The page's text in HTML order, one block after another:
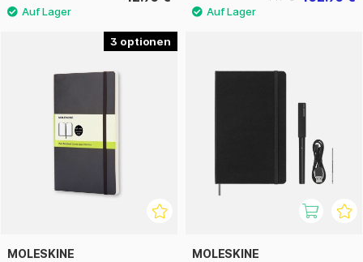
3
MOLESKINE MOLESKINE